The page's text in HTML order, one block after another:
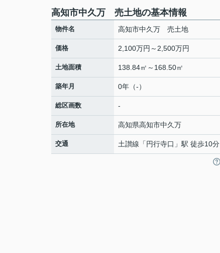
高知市中久万 売土地の基本情報
物件名 高知市中久万 売土地
価格 2,100万円～2,500万円
土地面積 138.84㎡～168.50㎡
築年月 0年（-）
総区画数 -
所在地 高知県高知市中久万
交通 土讃線 「円行寺口 」駅 徒歩10分